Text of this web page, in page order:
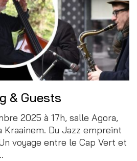
& Guests
2025 à 17h, salle Agora,
Kraainem. Du Jazz empreint
voyage entre le Cap Vert et